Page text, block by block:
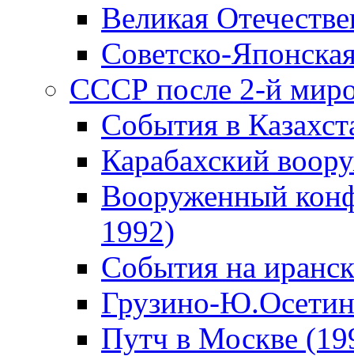
Великая
Советско-
СССР после 2-й
События в
Карабахский
Вооруженный
1992)
События на
Грузино-
Путч в Москве